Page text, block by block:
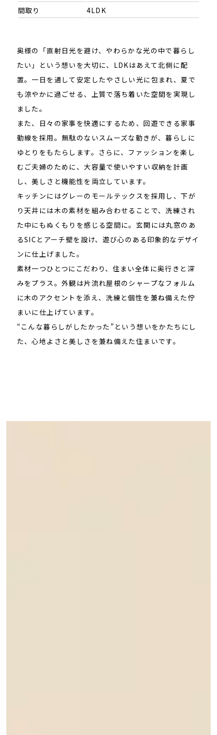
間取り
4LDK
奥様の「直射日光を避け、やわらかな光の中で暮らし
たい」という想いを大切に、LDKはあえて北側に配
置。一日を通して安定したやさしい光に包まれ、夏で
も涼やかに過ごせる、上質で落ち着いた空間を実現し
ました。
また、日々の家事を快適にするため、回遊できる家事
動線を採用。無駄のないスムーズな動きが、暮らしに
ゆとりをもたらします。さらに、ファッションを楽し
むご夫婦のために、大容量で使いやすい収納を計画
し、美しさと機能性を両立しています。
キッチンにはグレーのモールテックスを採用し、下が
り天井には木の素材を組み合わせることで、洗練され
た中にもぬくもりを感じる空間に。玄関には丸窓のあ
るSICとアーチ壁を設け、遊び心のある印象的なデザイ
ンに仕上げました。
素材一つひとつにこだわり、住まい全体に奥行きと深
みをプラス。外観は片流れ屋根のシャープなフォルム
に木のアクセントを添え、洗練と個性を兼ね備えた佇
まいに仕上げています。
“こんな暮らしがしたかった”という想いをかたちにし
た、心地よさと美しさを兼ね備えた住まいです。